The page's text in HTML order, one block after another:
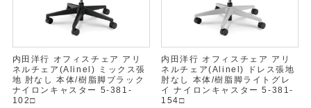
内田洋行 オフィスチェア アリ
ネルチェア(Alinel) ミックス張
地 肘なし 本体/樹脂脚ブラック
ナイロンキャスター 5-381-
102□
内田洋行 オフィスチェア アリ
ネルチェア(Alinel) ドレス張地
肘なし 本体/樹脂脚ライトグレ
イ ナイロンキャスター 5-381-
154□